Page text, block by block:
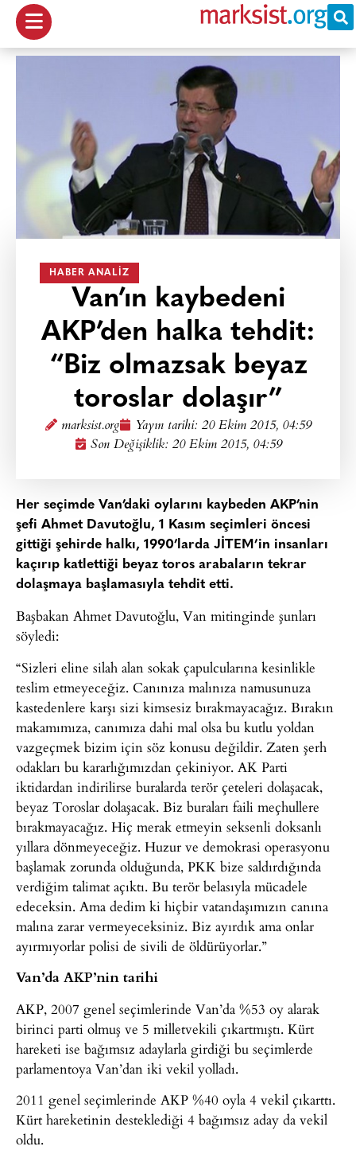
HABER ANALIZ
Van’ın kaybedeni
AKP’den halka tehdit:
“Biz olmazsak beyaz
toroslar dolaşır”
marksist.org Yayın tarihi: 20 Ekim 2015, 04:59
Son Değişiklik: 20 Ekim 2015, 04:59
Her seçimde Van’daki oylarını kaybeden AKP’nin
şefi Ahmet Davutoğlu, 1 Kasım seçimleri öncesi
gittiği şehirde halkı, 1990’larda JİTEM’in insanları
kaçırıp katlettiği beyaz toros arabaların tekrar
dolaşmaya başlamasıyla tehdit etti.
Başbakan Ahmet Davutoğlu, Van mitinginde şunları
söyledi:
“Sizleri eline silah alan sokak çapulcularına kesinlikle
teslim etmeyeceğiz. Canınıza malınıza namusunuza
kastedenlere karşı sizi kimsesiz bırakmayacağız. Bırakın
makamımıza, canımıza dahi mal olsa bu kutlu yoldan
vazgeçmek bizim için söz konusu değildir. Zaten şerh
odakları bu kararlığımızdan çekiniyor. AK Parti
iktidardan indirilirse buralarda terör çeteleri dolaşacak,
beyaz Toroslar dolaşacak. Biz buraları faili meçhullere
bırakmayacağız. Hiç merak etmeyin seksenli doksanlı
yıllara dönmeyeceğiz. Huzur ve demokrasi operasyonu
başlamak zorunda olduğunda, PKK bize saldırdığında
verdiğim talimat açıktı. Bu terör belasıyla mücadele
edeceksin. Ama dedim ki hiçbir vatandaşımızın canına
malına zarar vermeyeceksiniz. Biz ayırdık ama onlar
ayırmıyorlar polisi de sivili de öldürüyorlar.”
Van’da AKP’nin tarihi
AKP, 2007 genel seçimlerinde Van’da %53 oy alarak
birinci parti olmuş ve 5 milletvekili çıkartmıştı. Kürt
hareketi ise bağımsız adaylarla girdiği bu seçimlerde
parlamentoya Van’dan iki vekil yolladı.
2011 genel seçimlerinde AKP %40 oyla 4 vekil çıkarttı.
Kürt hareketinin desteklediği 4 bağımsız aday da vekil
oldu.